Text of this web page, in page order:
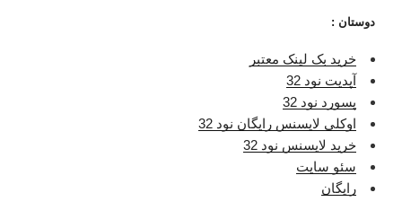
دوستان :
خرید بک لینک معتبر
آپدیت نود 32
پسورد نود 32
اوکلی لایسنس رایگان نود 32
خرید لایسنس نود 32
سئو سایت
رایگان